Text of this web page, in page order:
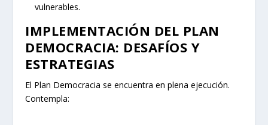
vulnerables.
IMPLEMENTACIÓN DEL PLAN
DEMOCRACIA: DESAFÍOS Y
ESTRATEGIAS
El Plan Democracia se encuentra en plena ejecución.
Contempla: